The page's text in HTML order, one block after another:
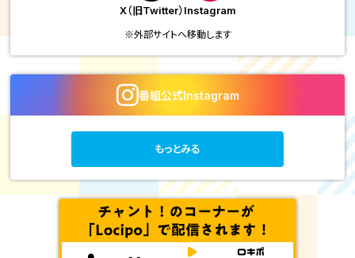
X（旧Twitter）Instagram
※外部サイトへ移動します
番組公式Instagram
もっとみる